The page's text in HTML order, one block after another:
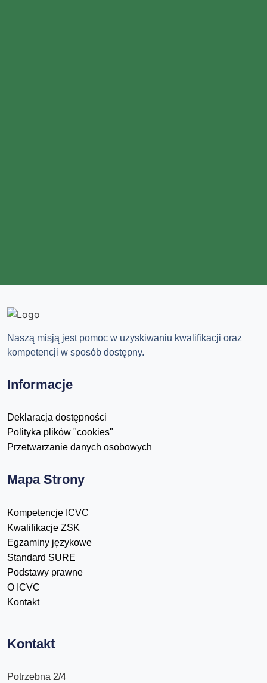
Naszą misją jest pomoc w uzyskiwaniu kwalifikacji oraz
kompetencji w sposób dostępny.
Informacje
Deklaracja dostępności
Polityka plików "cookies"
Przetwarzanie danych osobowych
Mapa Strony
Kompetencje ICVC
Kwalifikacje ZSK
Egzaminy językowe
Standard SURE
Podstawy prawne
O ICVC
Kontakt
Kontakt
Potrzebna 2/4